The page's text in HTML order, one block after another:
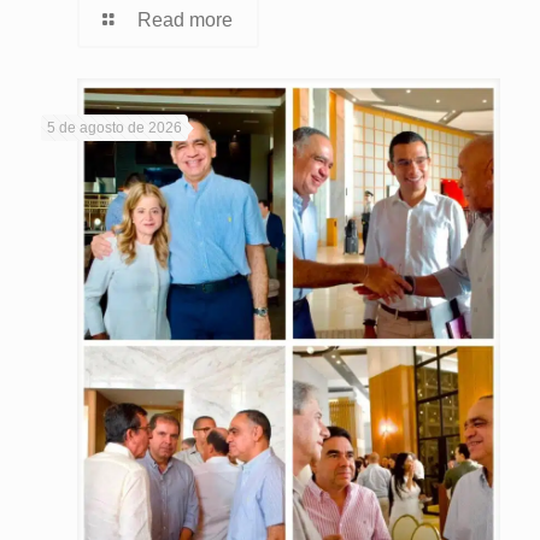
Read more
5 de agosto de 2026